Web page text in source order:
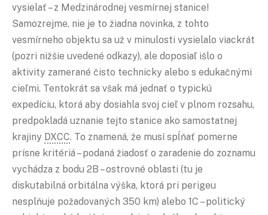
vysielať – z Medzinárodnej vesmírnej stanice!
Samozrejme, nie je to žiadna novinka, z tohto
vesmírneho objektu sa už v minulosti vysielalo viackrát
(pozri nižšie uvedené odkazy), ale doposiaľ išlo o
aktivity zamerané čisto technicky alebo s edukačnými
cieľmi. Tentokrát sa však má jednať o typickú
expedíciu, ktorá aby dosiahla svoj cieľ v plnom rozsahu,
predpokladá uznanie tejto stanice ako samostatnej
krajiny DXCC. To znamená, že musí spĺňať pomerne
prísne kritériá – podaná žiadosť o zaradenie do zoznamu
vychádza z bodu 2B – ostrovné oblasti (tu je
diskutabilná orbitálna výška, ktorá pri perigeu
nesplňuje požadovaných 350 km) alebo 1C – politický